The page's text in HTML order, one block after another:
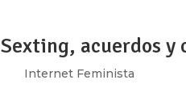
Sexting, acuerdos
Internet Feminista